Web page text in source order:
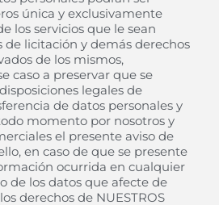
única y exclusivamente
los servicios que le sean
de licitación y demás derechos
de los mismos,
caso a preservar que se
legales de
de datos personales y
momento por nosotros y
el presente aviso de
en caso de que se presente
ocurrida en cualquier
de los datos que afecte de
derechos de NUESTROS